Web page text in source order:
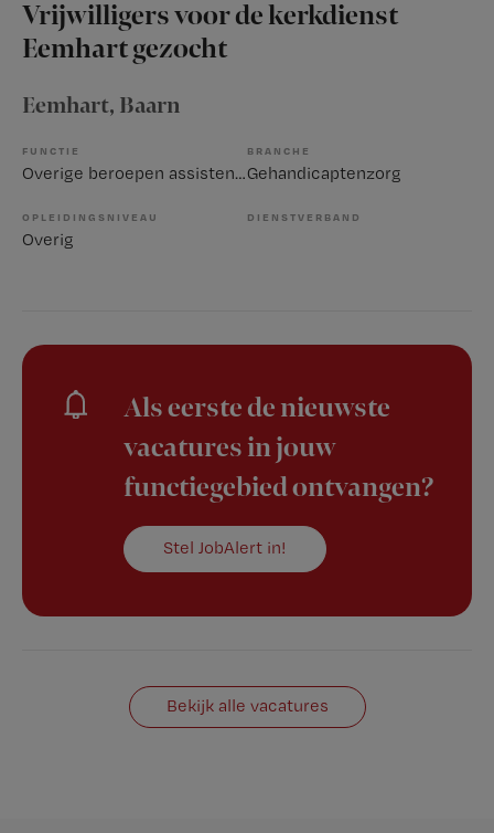
Vrijwilligers voor de kerkdienst
Eemhart gezocht
Eemhart, Baarn
FUNCTIE
Overige beroepen assistenten
BRANCHE
Gehandicaptenzorg
OPLEIDINGSNIVEAU
Overig
DIENSTVERBAND
Als eerste de nieuwste
vacatures in jouw
functiegebied ontvangen?
Stel JobAlert in!
Bekijk alle vacatures